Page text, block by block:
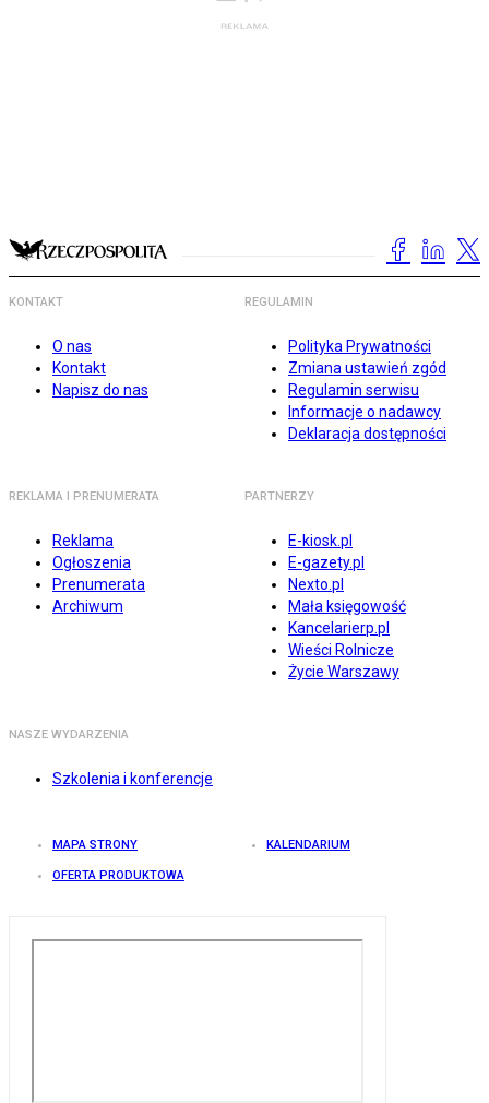
KONTAKT
O nas
Kontakt
Napisz do nas
REGULAMIN
Polityka Prywatności
Zmiana ustawień zgód
Regulamin serwisu
Informacje o nadawcy
Deklaracja dostępności
REKLAMA I PRENUMERATA
Reklama
Ogłoszenia
Prenumerata
Archiwum
PARTNERZY
E-kiosk.pl
E-gazety.pl
Nexto.pl
Mała księgowość
Kancelarierp.pl
Wieści Rolnicze
Życie Warszawy
NASZE WYDARZENIA
Szkolenia i konferencje
MAPA STRONY KALENDARIUM
OFERTA PRODUKTOWA